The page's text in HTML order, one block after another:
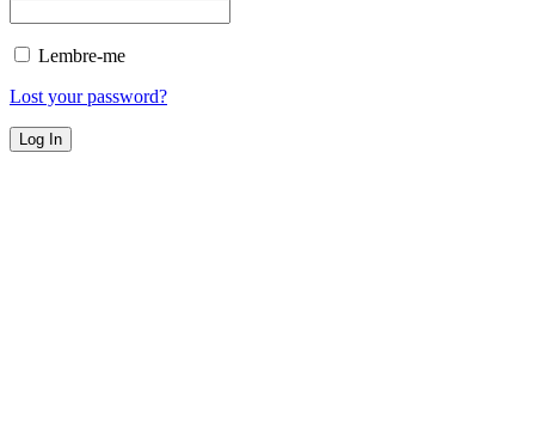
Lembre-me
Lost your password?